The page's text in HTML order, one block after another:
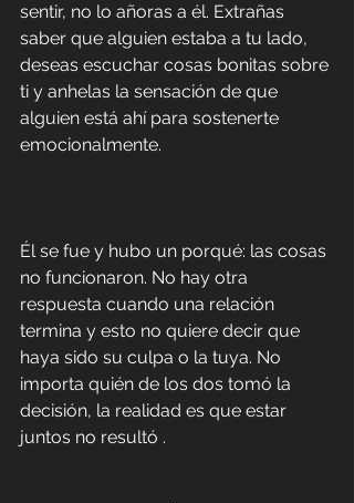
sentir, no lo añoras a él. Extrañas
saber que alguien estaba a tu lado,
deseas escuchar cosas bonitas sobre
ti y anhelas la sensación de que
alguien está ahí para sostenerte
emocionalmente.
Él se fue y hubo un porqué: las cosas
no funcionaron. No hay otra
respuesta cuando una relación
termina y esto no quiere decir que
haya sido su culpa o la tuya. No
importa quién de los dos tomó la
decisión, la realidad es que estar
juntos no resultó .